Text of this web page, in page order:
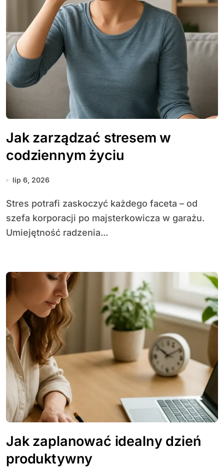
Jak zarządzać stresem w
codziennym życiu
lip 6, 2026
Stres potrafi zaskoczyć każdego faceta – od
szefa korporacji po majsterkowicza w garażu.
Umiejętność radzenia...
Jak zaplanować idealny dzień
produktywny